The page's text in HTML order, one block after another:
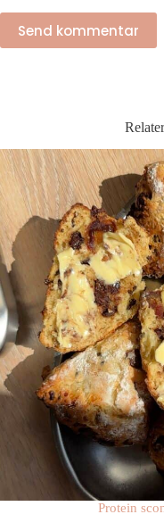
Send kommentar
Protein